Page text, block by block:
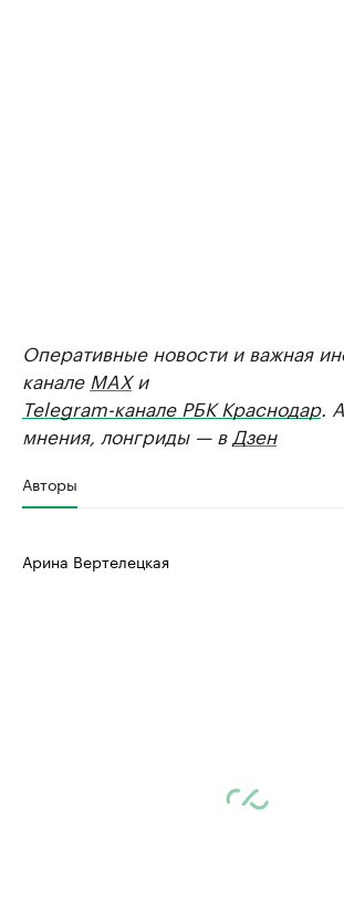
Оперативные новости и важная
канале MAXи
Telegram-канале РБК Краснодар.
мнения, лонгриды — в Дзен
Авторы
Арина Вертелецкая